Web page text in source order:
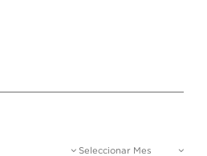
Seleccionar Mes